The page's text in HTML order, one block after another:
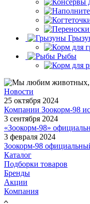
Рыбы
Новости
25 октября 2024
Компании Зоокорм-98
3 сентября 2024
«Зоокорм-98»
3 февраля 2024
Зоокорм-98
Каталог
Подборки товаров
Бренды
Акции
Компания